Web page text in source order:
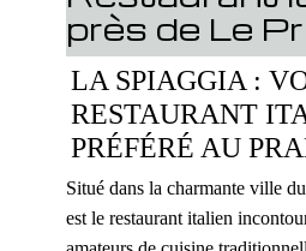
près de Le
LA SPIAGGIA :
RESTAURANT
PRÉFÉRÉ AU
Situé dans la charmante ville
est le restaurant italien